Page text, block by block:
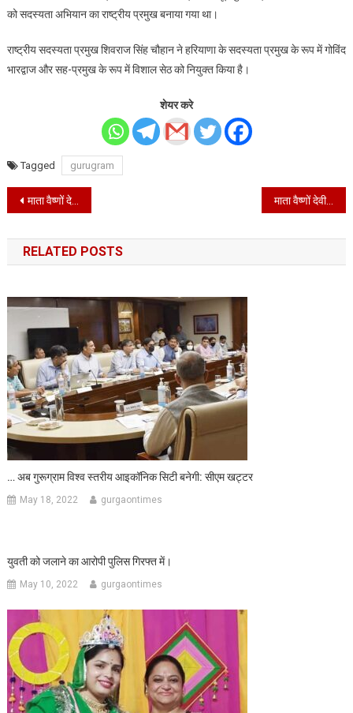
को सदस्यता अभियान का राष्ट्रीय प्रमुख बनाया गया था।
राष्ट्रीय सदस्यता प्रमुख शिवराज सिंह चौहान ने हरियाणा के सदस्यता प्रमुख के रूप में गोविंद
भारद्वाज और सह-प्रमुख के रूप में विशाल सेठ को नियुक्त किया है।
शेयर करे
Tagged gurugram
Post
navigation
माता वैष्णों देवी दर्शन को श्रद्धालुओं में जोश बरकरार, दो हजार यात्री रवाना माता वैष्णों देवी दर्शन यात्रा का पंजीकरण 25 हजार के पार
RELATED POSTS
… अब गुरूग्राम विश्व स्तरीय आइकॉनिक सिटी बनेगी: सीएम खट्टर
May 18, 2022 gurgaontimes
युवती को जलाने का आरोपी पुलिस गिरफ्त में।
May 10, 2022 gurgaontimes